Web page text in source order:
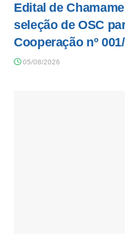
Edital de
seleção de OSC
Cooperação nº
05/08/2026